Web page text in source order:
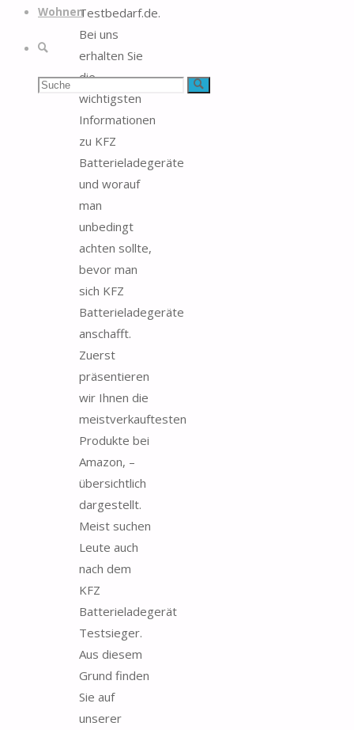
Wohnen
Suchen Suche
Testbedarf.de.
Bei uns
erhalten Sie
die
wichtigsten
Informationen
zu KFZ
Batterieladegeräte
und worauf
man
unbedingt
achten sollte,
bevor man
sich KFZ
Batterieladegeräte
anschafft.
Zuerst
präsentieren
wir Ihnen die
meistverkauftesten
Produkte bei
Amazon, –
übersichtlich
dargestellt.
Meist suchen
Leute auch
nach dem
KFZ
Batterieladegerät
Testsieger.
Aus diesem
Grund finden
Sie auf
unserer